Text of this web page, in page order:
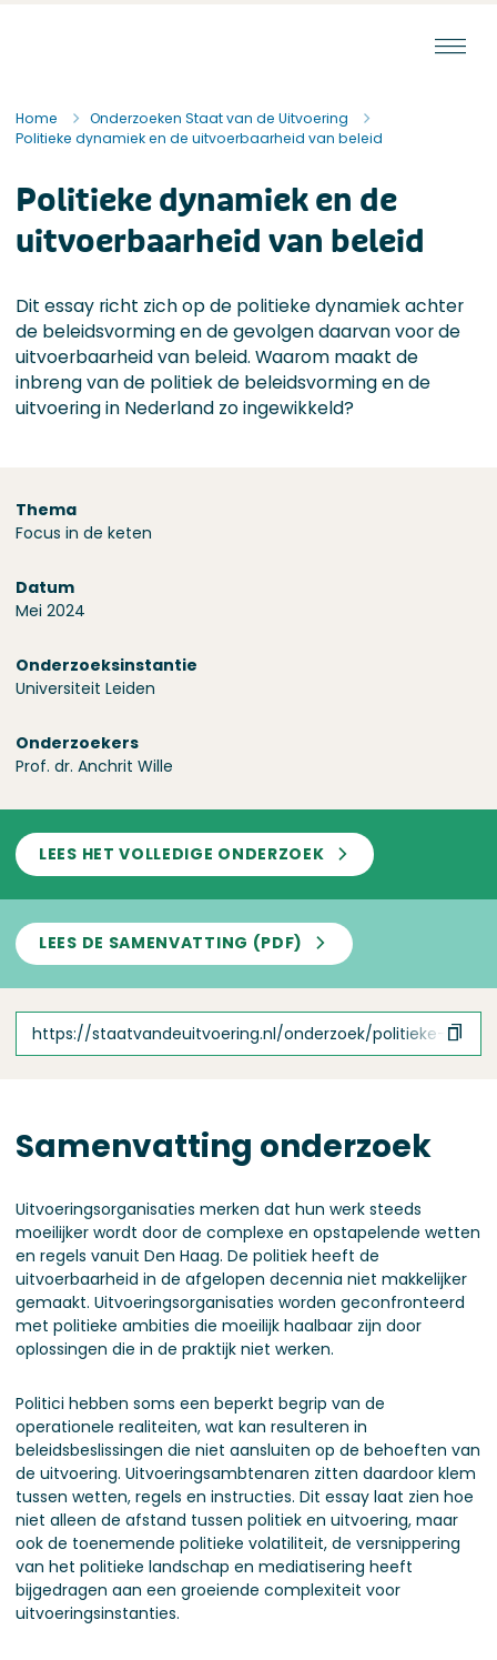
Home
Onderzoeken Staat van de Uitvoering
Politieke dynamiek en de uitvoer­baarheid van beleid
Politieke dynamiek en de
uitvoer­baarheid van beleid
Dit essay richt zich op de politieke dynamiek achter
de beleidsvorming en de gevolgen daarvan voor de
uitvoerbaarheid van beleid. Waarom maakt de
inbreng van de politiek de beleidsvorming en de
uitvoering in Nederland zo ingewikkeld?
Thema
Focus in de keten
Datum
Mei 2024
Onderzoeks­instantie
Universiteit Leiden
Onderzoekers
Prof. dr. Anchrit Wille
LEES HET VOLLEDIGE ONDERZOEK
LEES DE SAMENVATTING (PDF)
https://staatvandeuitvoering.nl/onderzoek/politieke-
Samenvatting onderzoek
Uitvoeringsorganisaties merken dat hun werk steeds
moeilijker wordt door de complexe en opstapelende wetten
en regels vanuit Den Haag. De politiek heeft de
uitvoerbaarheid in de afgelopen decennia niet makkelijker
gemaakt. Uitvoeringsorganisaties worden geconfronteerd
met politieke ambities die moeilijk haalbaar zijn door
oplossingen die in de praktijk niet werken.
Politici hebben soms een beperkt begrip van de
operationele realiteiten, wat kan resulteren in
beleidsbeslissingen die niet aansluiten op de behoeften van
de uitvoering. Uitvoeringsambtenaren zitten daardoor klem
tussen wetten, regels en instructies. Dit essay laat zien hoe
niet alleen de afstand tussen politiek en uitvoering, maar
ook de toenemende politieke volatiliteit, de versnippering
van het politieke landschap en mediatisering heeft
bijgedragen aan een groeiende complexiteit voor
uitvoeringsinstanties.